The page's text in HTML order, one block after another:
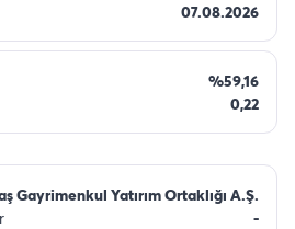
07.08.2026
%59,16
0,22
Gayrimenkul Yatırım Ortaklığı A.Ş.
-